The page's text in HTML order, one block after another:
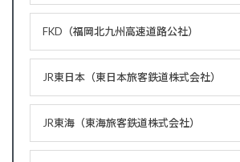
FKD（福岡北九州高速道路公社）
JR東日本（東日本旅客鉄道株式会社）
JR東海（東海旅客鉄道株式会社）